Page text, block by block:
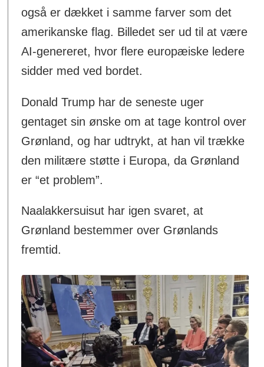
også er dækket i samme farver som det
amerikanske flag. Billedet ser ud til at være
AI-genereret, hvor flere europæiske ledere
sidder med ved bordet.
Donald Trump har de seneste uger
gentaget sin ønske om at tage kontrol over
Grønland, og har udtrykt, at han vil trække
den militære støtte i Europa, da Grønland
er “et problem”.
Naalakkersuisut har igen svaret, at
Grønland bestemmer over Grønlands
fremtid.